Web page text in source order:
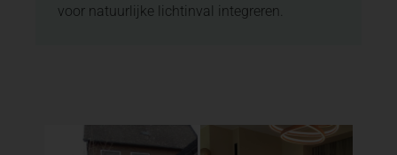
voor natuurlijke lichtinval integreren.